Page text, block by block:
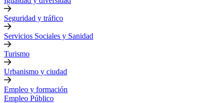
Seguridad y tráfico
Servicios Sociales y Sanidad
Turismo
Urbanismo y ciudad
Empleo y formación
Empleo Público